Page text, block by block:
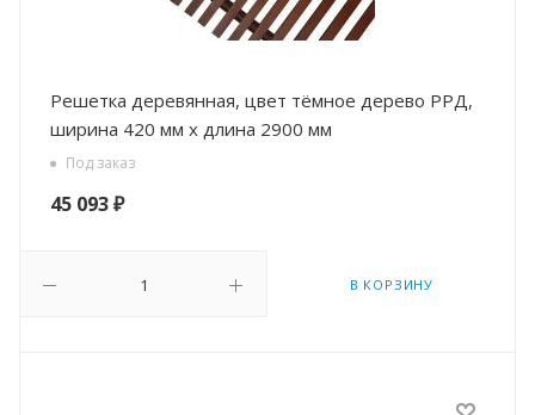
Решетка деревянная, цвет тёмное дерево РРД,
ширина 420 мм х длина 2900 мм
Под заказ
45 093₽
В КОРЗИНУ